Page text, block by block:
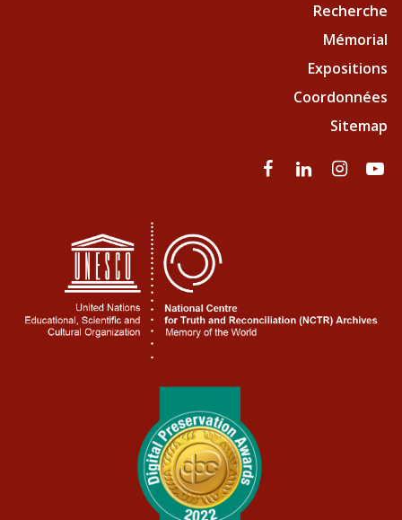
Recherche
Mémorial
Expositions
Coordonnées
Sitemap